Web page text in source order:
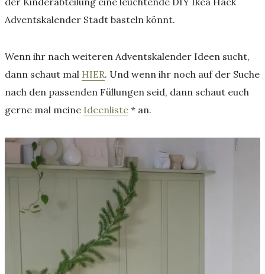
Adventskalender Stadt basteln könnt.
Wenn ihr nach weiteren Adventskalender Ideen sucht,
dann schaut mal HIER. Und wenn ihr noch auf der Suche
nach den passenden Füllungen seid, dann schaut euch
gerne mal meine Ideenliste * an.